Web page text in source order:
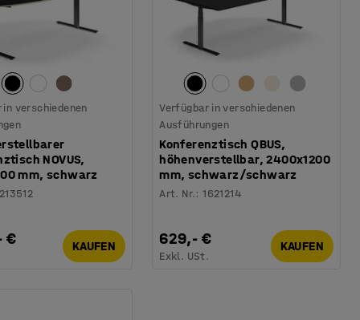
verschiedenen
NOVUS,
mm, schwarz
€ KAUFEN
Verfügbar in verschiedenen
Ausführungen
Konferenztisch QBUS,
höhenverstellbar, 2400x1200
mm, schwarz/schwarz
Art. Nr.:1621214
629,- €
Exkl. USt.
KAUFEN